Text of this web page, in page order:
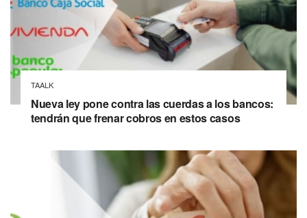
TAALK
Nueva ley pone contra las cuerdas a los bancos:
tendrán que frenar cobros en estos casos